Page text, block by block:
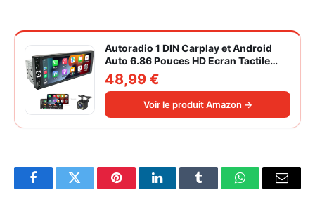
Autoradio 1 DIN Carplay et Android
Auto 6.86 Pouces HD Ecran Tactile
Poste Radio Voiture Soutien Lien
Miroir iOS/Android/Radio FM/USB/EQ
Autoradio Bluetooth Caméra de Recul
48,99 €
Voir le produit Amazon →
FacebookTwitter PinterestLinkedInTumblr WhatsAppEmail